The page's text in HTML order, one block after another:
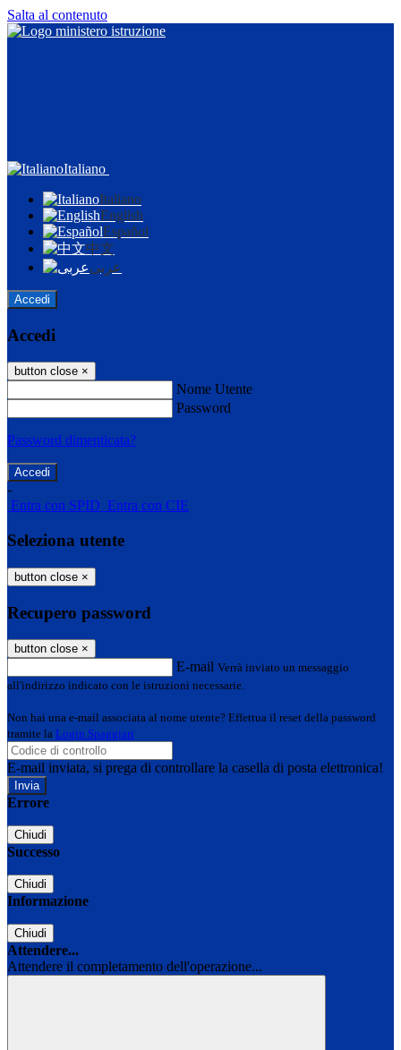
Salta al contenuto
Italiano
Italiano
English
Español
中文
عربى
Accedi
Accedi
button close ×
Nome Utente
Password
Password dimenticata?
-
Entra con SPID Entra con CIE
Seleziona utente
button close ×
Recupero password
button close ×
E-mail Verrà inviato un messaggio
all'indirizzo indicato con le istruzioni necessarie.
Non hai una e-mail associata al nome utente? Effettua il reset della password
tramite la Login Spaggiari
E-mail inviata, si prega di controllare la casella di posta elettronica!
Errore
Chiudi
Successo
Chiudi
Informazione
Chiudi
Attendere...
Attendere il completamento dell'operazione...